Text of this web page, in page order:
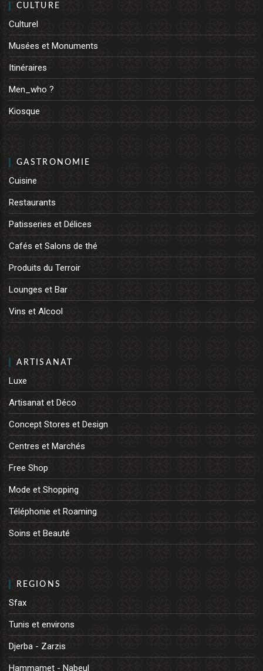
CULTURE
Culturel
Musées et Monuments
Itinéraires
Men_who ?
Kiosque
GASTRONOMIE
Cuisine
Restaurants
Patisseries et Délices
Cafés et Salons de thé
Produits du Terroir
Lounges et Bar
Vins et Alcool
ARTISANAT
Luxe
Artisanat et Déco
Concept Stores et Design
Centres et Marchés
Free Shop
Mode et Shopping
Téléphonie et Roaming
Soins et Beauté
REGIONS
Sfax
Tunis et environs
Djerba - Zarzis
Hammamet - Nabeul